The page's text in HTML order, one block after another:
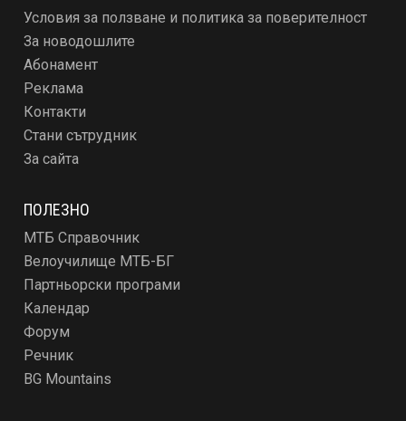
Условия за ползване и политика за поверителност
За новодошлите
Абонамент
Реклама
Контакти
Стани сътрудник
За сайта
ПОЛЕЗНО
МТБ Справочник
Велоучилище МТБ-БГ
Партньорски програми
Календар
Форум
Речник
BG Mountains